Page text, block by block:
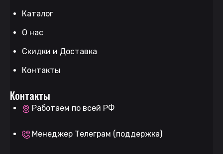
Каталог
О нас
Скидки и Доставка
Контакты
Контакты
Работаем по всей РФ
Менеджер Телеграм (поддержка)